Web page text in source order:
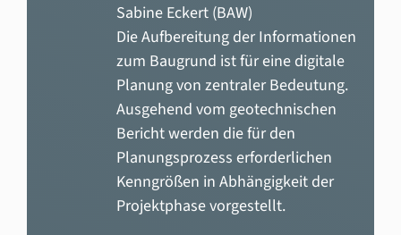
Sabine Eckert (BAW)
Die Aufbereitung der Informationen
zum Baugrund ist für eine digitale
Planung von zentraler Bedeutung.
Ausgehend vom geotechnischen
Bericht werden die für den
Planungsprozess erforderlichen
Kenngrößen in Abhängigkeit der
Projektphase vorgestellt.